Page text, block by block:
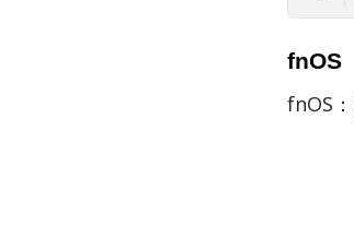
fnOS
fnOS：